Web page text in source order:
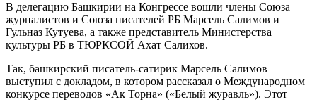
В делегацию Башкирии на Конгрессе вошли члены Союза
журналистов и Союза писателей РБ Марсель Салимов и
Гульназ Кутуева, а также представитель Министерства
культуры РБ в ТЮРКСОЙ Ахат Салихов.
Так, башкирский писатель-сатирик Марсель Салимов
выступил с докладом, в котором рассказал о Международном
конкурсе переводов «Ак Торна» («Белый журавль»). Этот